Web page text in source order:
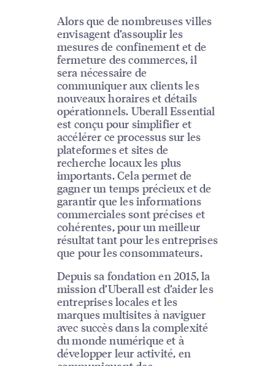
Alors que de nombreuses villes
envisagent d’assouplir les
mesures de confinement et de
fermeture des commerces, il
sera nécessaire de
communiquer aux clients les
nouveaux horaires et détails
opérationnels. Uberall Essential
est conçu pour simplifier et
accélérer ce processus sur les
plateformes et sites de
recherche locaux les plus
importants. Cela permet de
gagner un temps précieux et de
garantir que les informations
commerciales sont précises et
cohérentes, pour un meilleur
résultat tant pour les entreprises
que pour les consommateurs.
Depuis sa fondation en 2015, la
mission d’Uberall est d’aider les
entreprises locales et les
marques multisites à naviguer
avec succès dans la complexité
du monde numérique et à
développer leur activité, en